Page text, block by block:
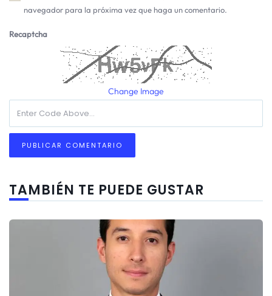
navegador para la próxima vez que haga un comentario.
Recaptcha
Change Image
TAMBIÉN TE PUEDE GUSTAR